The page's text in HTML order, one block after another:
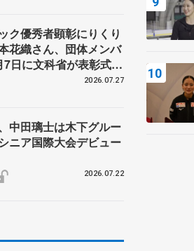
ク優秀者顕彰にりくり
花織さん、団体メンバ
日に文科省が表彰式、
マルコット、中野園子
2026.07.27
中田璃士は木下グルー
ニア国際大会デビュー
2026.07.22